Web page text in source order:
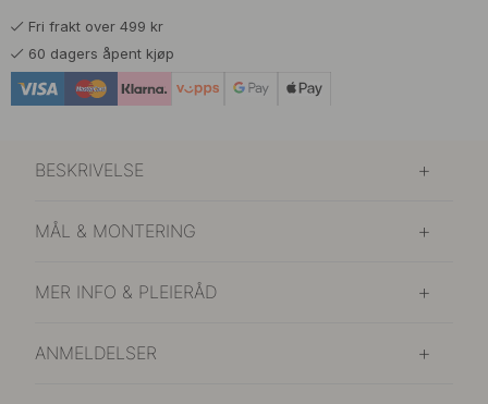
Sort
Fri frakt over 499 kr
60 dagers åpent kjøp
BESKRIVELSE
MÅL & MONTERING
MER INFO & PLEIERÅD
ANMELDELSER